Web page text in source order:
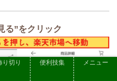
る”をクリック
り切り 便利技集 メニュー